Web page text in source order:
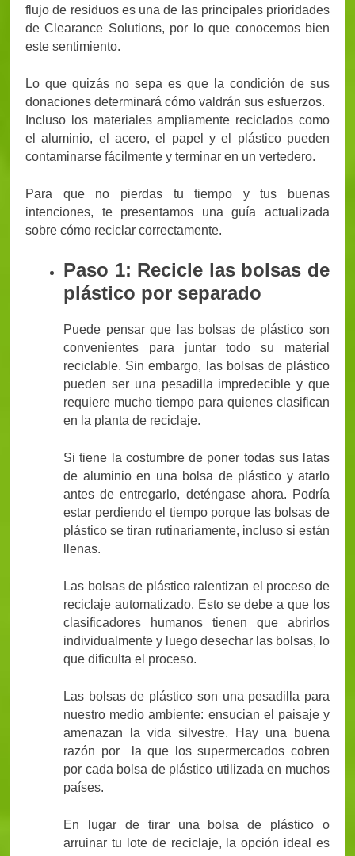
flujo de residuos es una de las principales prioridades
de Clearance Solutions, por lo que conocemos bien
este sentimiento.
Lo que quizás no sepa es que la condición de sus
donaciones determinará cómo valdrán sus esfuerzos.
Incluso los materiales ampliamente reciclados como
el aluminio, el acero, el papel y el plástico pueden
contaminarse fácilmente y terminar en un vertedero.
Para que no pierdas tu tiempo y tus buenas
intenciones, te presentamos una guía actualizada
sobre cómo reciclar correctamente.
Paso 1: Recicle las bolsas de
plástico por separado
Puede pensar que las bolsas de plástico son
convenientes para juntar todo su material
reciclable. Sin embargo, las bolsas de plástico
pueden ser una pesadilla impredecible y que
requiere mucho tiempo para quienes clasifican
en la planta de reciclaje.
Si tiene la costumbre de poner todas sus latas
de aluminio en una bolsa de plástico y atarlo
antes de entregarlo, deténgase ahora. Podría
estar perdiendo el tiempo porque las bolsas de
plástico se tiran rutinariamente, incluso si están
llenas.
Las bolsas de plástico ralentizan el proceso de
reciclaje automatizado. Esto se debe a que los
clasificadores humanos tienen que abrirlos
individualmente y luego desechar las bolsas, lo
que dificulta el proceso.
Las bolsas de plástico son una pesadilla para
nuestro medio ambiente: ensucian el paisaje y
amenazan la vida silvestre. Hay una buena
razón por la que los supermercados cobren
por cada bolsa de plástico utilizada en muchos
países.
En lugar de tirar una bolsa de plástico o
arruinar tu lote de reciclaje, la opción ideal es